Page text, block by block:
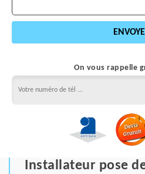
On vous rappelle
Installateur pose